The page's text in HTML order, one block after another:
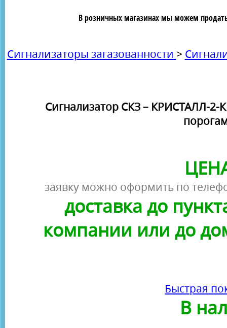
В розничных магазинах мы можем
Сигнализаторы загазованности >
Сигнализатор СКЗ – КРИСТАЛЛ-
заявку можно оформить по
доставка до
компании или до
Быстрая
В